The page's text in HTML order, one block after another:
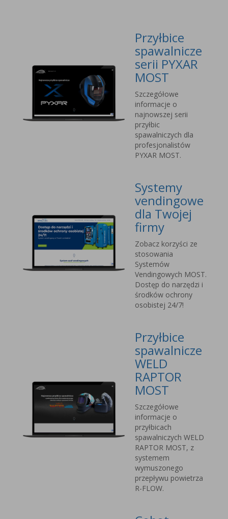
Przyłbice
spawalnicze
serii PYXAR
MOST
Szczegółowe
informacje o
najnowszej serii
przyłbic
spawalniczych dla
profesjonalistów
PYXAR MOST.
Systemy
vendingowe
dla Twojej
firmy
Zobacz korzyści ze
stosowania
Systemów
Vendingowych MOST.
Dostęp do narzędzi i
środków ochrony
osobistej 24/7!
Przyłbice
spawalnicze
WELD
RAPTOR
MOST
Szczegółowe
informacje o
przyłbicach
spawalniczych WELD
RAPTOR MOST, z
systemem
wymuszonego
przepływu powietrza
R-FLOW.